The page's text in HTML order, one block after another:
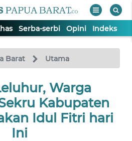
Serba-serbi Opini Indeks
Barat Utama
Warga
Kabupaten
Idul Fitri hari
Ini